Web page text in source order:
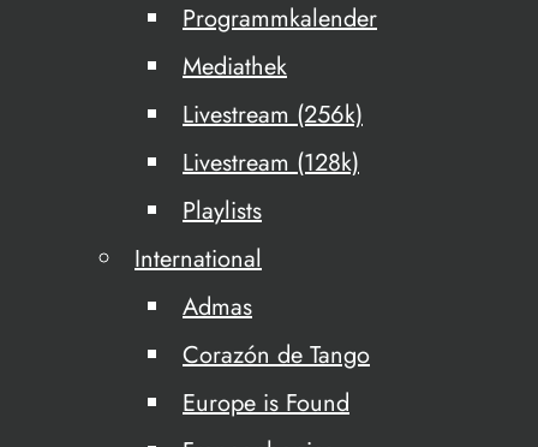
Programmkalender
Mediathek
Livestream (256k)
Livestream (128k)
Playlists
International
Admas
Corazón de Tango
Europe is Found